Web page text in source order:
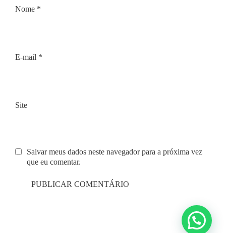
Nome *
E-mail *
Site
Salvar meus dados neste navegador para a próxima vez
que eu comentar.